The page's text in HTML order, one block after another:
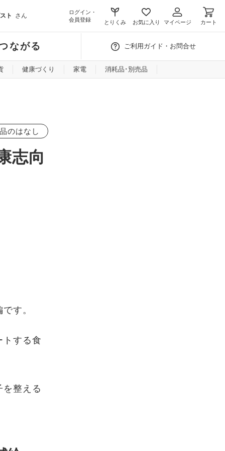
ト さん
ログイン・
会員登録
とりくみ お気に入り マイページ カート
ながる ご利用ガイド・お問合せ
健康づくり 家電 消耗品･別売品
のはなし
志向
す。
トする食
整える